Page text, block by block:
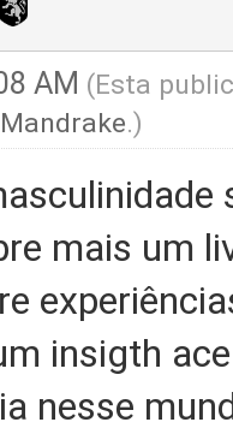
AM (Esta
Mandrake.)
mais um
insigth
nesse